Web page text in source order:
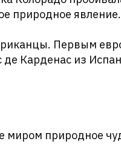
природное явление.
Первым
Карденас из
миром природное